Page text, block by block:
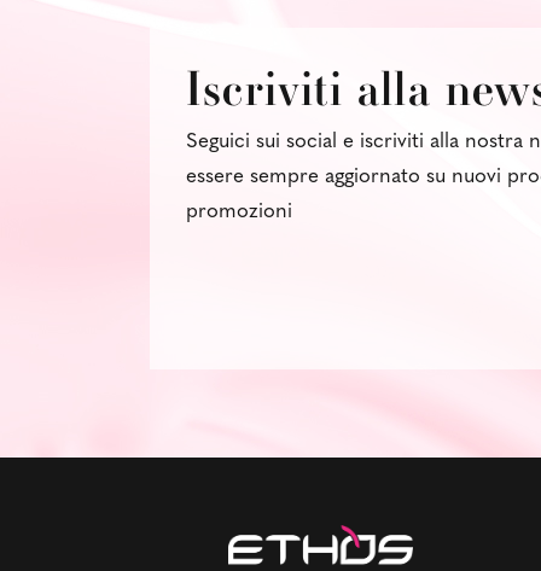
Iscriviti alla
Seguici sui social e iscriviti alla nostra
essere sempre aggiornato su nuovi
promozioni